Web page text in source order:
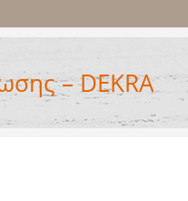
– DEKRA